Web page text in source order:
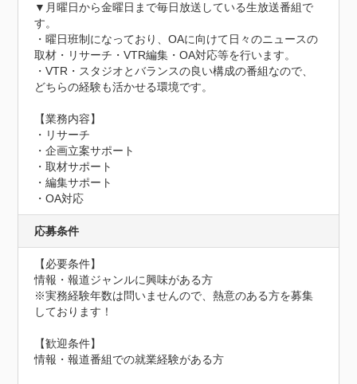
▼月曜日から金曜日まで毎日放送している生放送番組で
す。
・曜日班制になっており、OAに向けて日々のニュースの
取材・リサーチ・VTR編集・OA対応等を行います。
・VTR・スタジオとバランスの良い構成の番組なので、
どちらの経験も活かせる環境です。
【業務内容】
・リサーチ
・企画立案サポート
・取材サポート
・編集サポート
・OA対応
応募条件
【必要条件】
情報・報道ジャンルに興味がある方
※実務経験年数は問いませんので、熱意のある方を募集
しております！
【歓迎条件】
情報・報道番組での就業経験がある方